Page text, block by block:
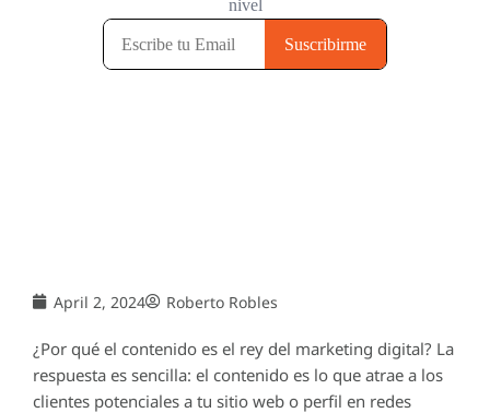
April 2, 2024 Roberto Robles
¿Por qué el contenido es el rey del marketing digital? La
respuesta es sencilla: el contenido es lo que atrae a los
clientes potenciales a tu sitio web o perfil en redes